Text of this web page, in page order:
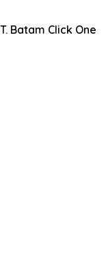
Batam Click One